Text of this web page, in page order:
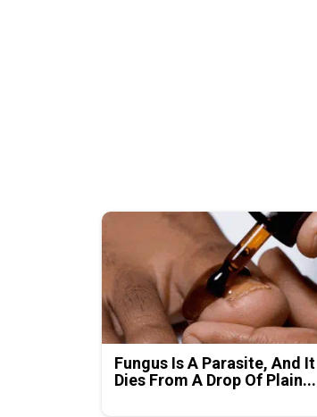
Fungus Is A Parasite, And It
Dies From A Drop Of Plain...